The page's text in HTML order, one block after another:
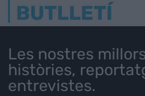
BUTLLETÍ
Les nostres
històries,
entrevistes.